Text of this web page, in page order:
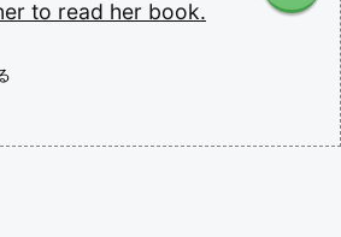
to read her book.